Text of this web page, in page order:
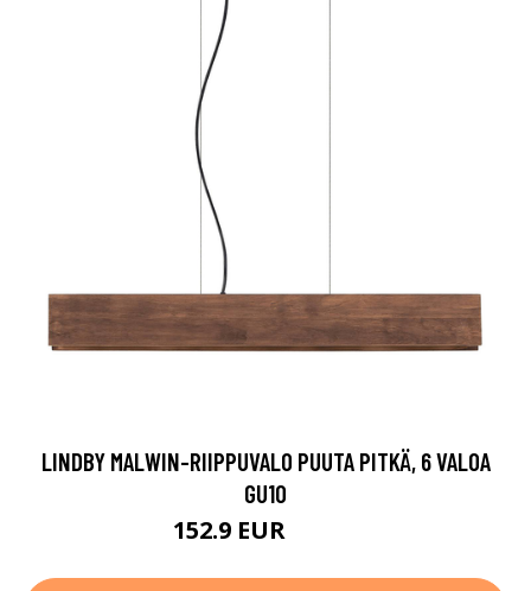
LINDBY MALWIN-RIIPPUVALO PUUTA PITKÄ, 6 VALOA
GU10
152.9 EUR